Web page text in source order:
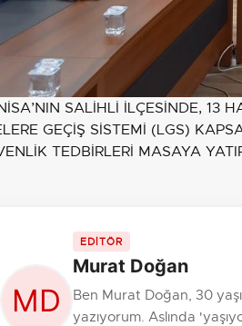
SALİHLİ İLÇESİNDE, 13
GEÇİŞ SİSTEMİ (LGS)
TEDBİRLERİ MASAYA
EDİTÖR
Murat Doğan
Ben Murat Doğan, 30
yazıyorum. Aslında